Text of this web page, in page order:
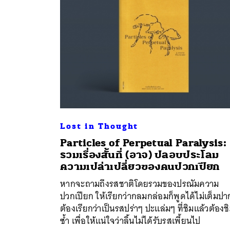
Lost in Thought
Particles of Perpetual Paralysis:
รวมเรื่องสั้นที่ (อาจ) ปลอบประโลม
ความเปล่าเปลี่ยวของคนปวกเปียก
หากจะถามถึงรสชาติโดยรวมของปรณัมความ
ปวกเปียก ให้เรียกว่ากลมกล่อมก็พูดได้ไม่เต็มปา
ต้องเรียกว่าเป็นรสปร่าๆ ปะแล่มๆ ที่ชิมแล้วต้อง
ซ้ำ เพื่อให้แน่ใจว่าลิ้นไม่ได้รับรสเพี้ยนไป
ค้น